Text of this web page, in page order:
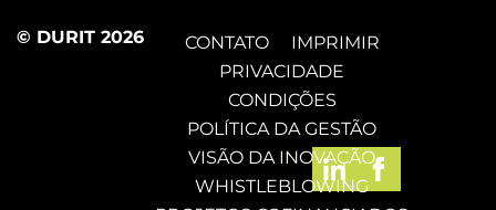
© DURIT 2026 CONTATO
IMPRIMIR
PRIVACIDADE
CONDIÇÕES
POLÍTICA DA GESTÃO
VISÃO DA INOVAÇÃO
WHISTLEBLOWING